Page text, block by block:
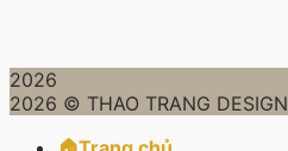
2026
2026 © THAO TRANG DESIGN